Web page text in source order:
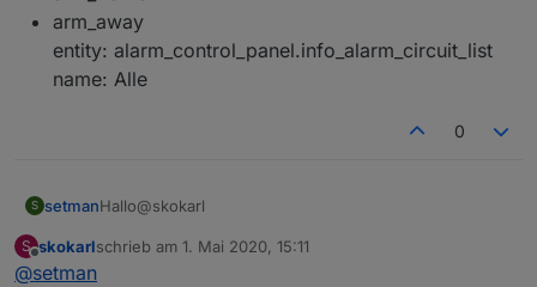
arm_away
entity: alarm_control_panel.info_alarm_circuit_list
name: Alle
0
S setmanHallo@skokarl
Hab es mit Lovelace-Ui erstellt.
S
Offline
skokarlschrieb am 1. Mai 2020, 15:11
zuletzt editiert von
@setman